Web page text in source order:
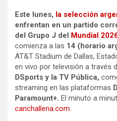
Este lunes, la selección
enfrentan en un partido
del Grupo J del Mundial
comienza a las 14 (horario
AT&T Stadium de Dallas,
en vivo por televisión a través
DSports y la TV Pública,
streaming en las plataformas
Paramount+. El minuto a
canchallena.com.